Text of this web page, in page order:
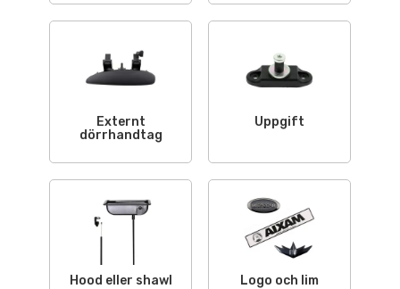
Externt
dörrhandtag
Uppgift
Hood eller shawl Logo och lim